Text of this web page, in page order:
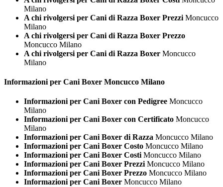
Milano
A chi rivolgersi per Cani di Razza Boxer Prezzi Moncucco
Milano
A chi rivolgersi per Cani di Razza Boxer Prezzo
Moncucco Milano
A chi rivolgersi per Cani di Razza Boxer Moncucco
Milano
Informazioni per Cani Boxer Moncucco Milano
Informazioni per Cani Boxer con Pedigree Moncucco
Milano
Informazioni per Cani Boxer con Certificato Moncucco
Milano
Informazioni per Cani Boxer di Razza Moncucco Milano
Informazioni per Cani Boxer Costo Moncucco Milano
Informazioni per Cani Boxer CostiMoncucco Milano
Informazioni per Cani Boxer PrezziMoncucco Milano
Informazioni per Cani Boxer Prezzo Moncucco Milano
Informazioni per Cani Boxer Moncucco Milano